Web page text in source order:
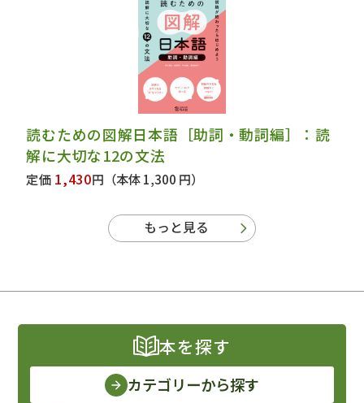
読むための図解日本語［助詞・動詞編］：読
解に大切な12の文法
定価 1,430円 （本体 1,300 円）
もっと見る
本を探す
カテゴリーから探す